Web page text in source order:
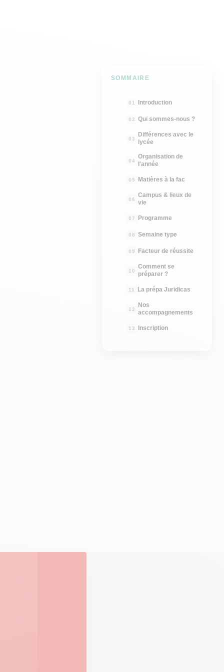
SOMMAIRE
Introduction
Qui sommes-nous ?
Différences avec le
lycée
Organisation de
l'année
Matières à la fac
Campus & lieux de
vie
Programme
Semaine type
Facteur de réussite
Comment se
préparer ?
La prépa Juridicas
Nos
accompagnements
Inscription